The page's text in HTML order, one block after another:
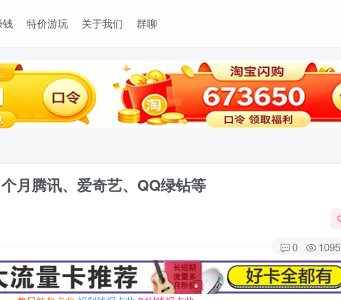
钱 特价游玩 关于我们 群聊
月腾讯、爱奇艺、QQ绿钻等
0 1095